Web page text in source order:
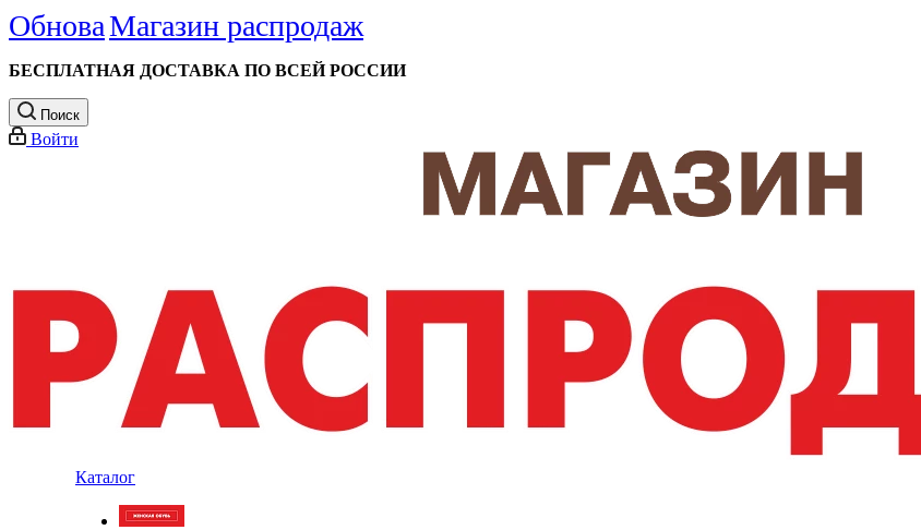
ОбноваМагазин распродаж
БЕСПЛАТНАЯ ДОСТАВКА ПО ВСЕЙ РОССИИ
Поиск
Войти
Каталог